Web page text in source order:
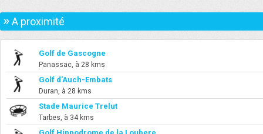
»A proximité
Golf de Gascogne
Panassac, à 28 kms
Golf d'Auch-Embats
Duran, à 28 kms
Stade Maurice Trelut
Tarbes, à 34 kms